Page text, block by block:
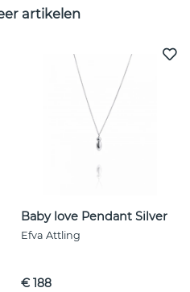
artikelen
Baby love Pendant Silver
Efva Attling
€ 188